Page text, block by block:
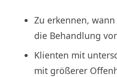
Zu erkennen,
die Behandlung
Klienten mit
mit größerer